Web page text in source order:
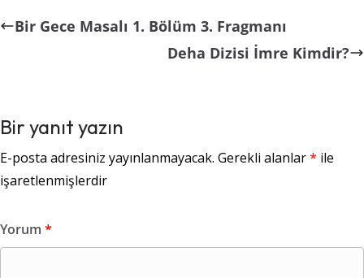
Bir Gece Masalı 1. Bölüm 3. Fragmanı
Deha Dizisi İmre Kimdir?
Bir yanıt yazın
E-posta adresiniz yayınlanmayacak. Gerekli alanlar* ile
işaretlenmişlerdir
Yorum *